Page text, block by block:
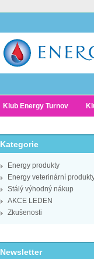
Klub Energy Turnov
Kategorie
Energy produkty
Energy veterinární
Stálý výhodný nákup
AKCE LEDEN
Zkušenosti
Newsletter